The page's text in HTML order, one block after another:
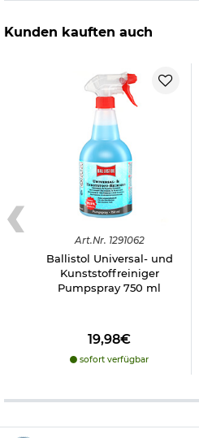
Kunden kauften auch
Art.Nr. 1291062
Ballistol Universal- und
Kunststoffreiniger
Pumpspray 750 ml
19,98€
sofort verfügbar